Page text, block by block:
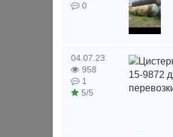
0
04.07.23
958
1
5/5